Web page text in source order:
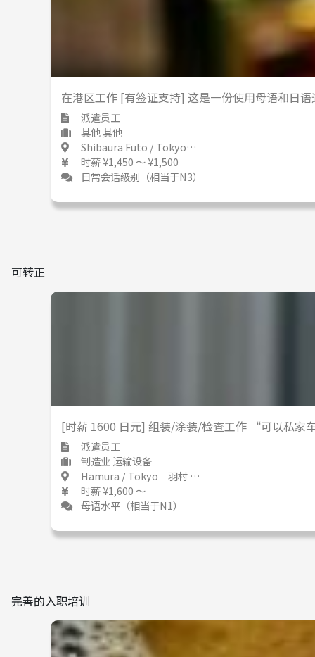
在港区工作 [有签证支持] 这是一份使用母语和日
派遣员工
其他 其他
Shibaura Futo / Tokyo 芝浦ふ頭 / 東京都
时薪 ¥1,450 ～ ¥1,500
日常会话级别（相当于N3）
可转正
[时薪 1600 日元] 组装/涂装/检查工作 “可以私
派遣员工
制造业 运输设备
Hamura / Tokyo 羽村 / 東京都
时薪 ¥1,600 ～
母语水平（相当于N1）
完善的入职培训